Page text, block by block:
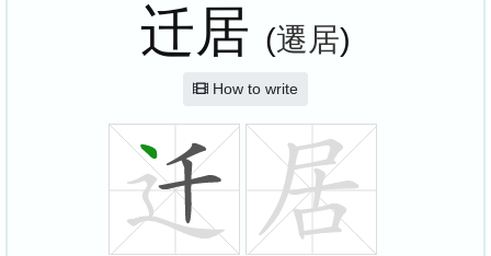
迁居 (遷居)
How to write